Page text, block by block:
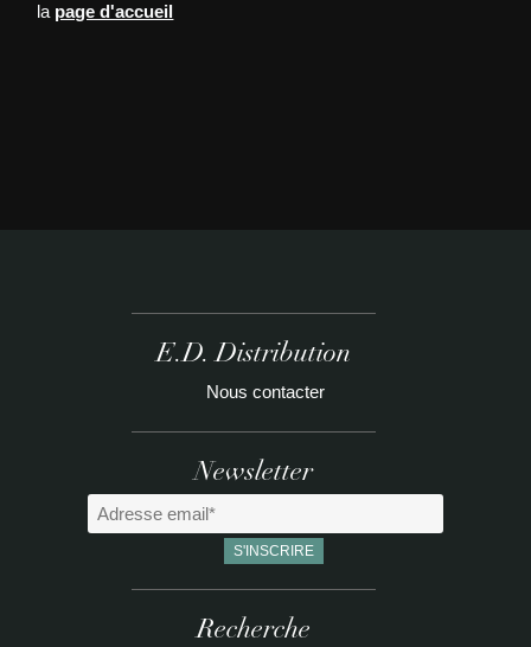
la page d'accueil
E.D. Distribution
Nous contacter
Newsletter
Recherche